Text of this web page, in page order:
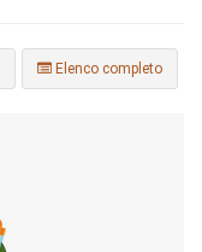
Elenco completo